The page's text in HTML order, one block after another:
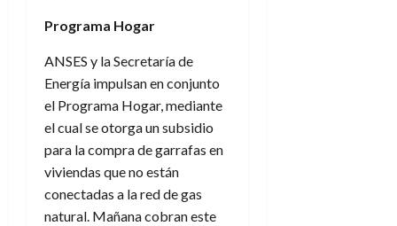
Programa Hogar
ANSES y la Secretaría de
Energía impulsan en conjunto
el Programa Hogar, mediante
el cual se otorga un subsidio
para la compra de garrafas en
viviendas que no están
conectadas a la red de gas
natural. Mañana cobran este